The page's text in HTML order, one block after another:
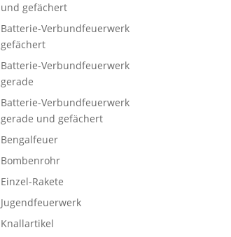
und gefächert
Batterie-Verbundfeuerwerk
gefächert
Batterie-Verbundfeuerwerk
gerade
Batterie-Verbundfeuerwerk
gerade und gefächert
Bengalfeuer
Bombenrohr
Einzel-Rakete
Jugendfeuerwerk
Knallartikel